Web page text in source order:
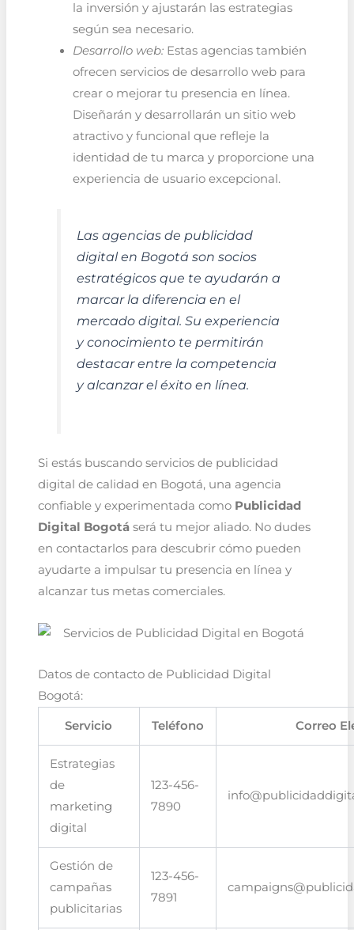
la inversión y ajustarán las estrategias
según sea necesario.
Desarrollo web:Estas agencias también
ofrecen servicios de desarrollo web para
crear o mejorar tu presencia en línea.
Diseñarán y desarrollarán un sitio web
atractivo y funcional que refleje la
identidad de tu marca y proporcione una
experiencia de usuario excepcional.
Las agencias de publicidad
digital en Bogotá son socios
estratégicos que te ayudarán a
marcar la diferencia en el
mercado digital. Su experiencia
y conocimiento te permitirán
destacar entre la competencia
y alcanzar el éxito en línea.
Si estás buscando servicios de publicidad
digital de calidad en Bogotá, una agencia
confiable y experimentada como Publicidad
Digital Bogotáserá tu mejor aliado. No dudes
en contactarlos para descubrir cómo pueden
ayudarte a impulsar tu presencia en línea y
alcanzar tus metas comerciales.
Datos de contacto de Publicidad Digital
Bogotá:
Servicio Teléfono Correo
Estrategias
de
marketing
digital
123-456-
7890
Gestión de
campañas
publicitarias
123-456-
7891